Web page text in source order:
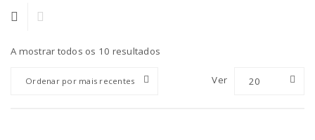
A mostrar todos os 10 resultados
Ordenar por mais recentes Ver 20